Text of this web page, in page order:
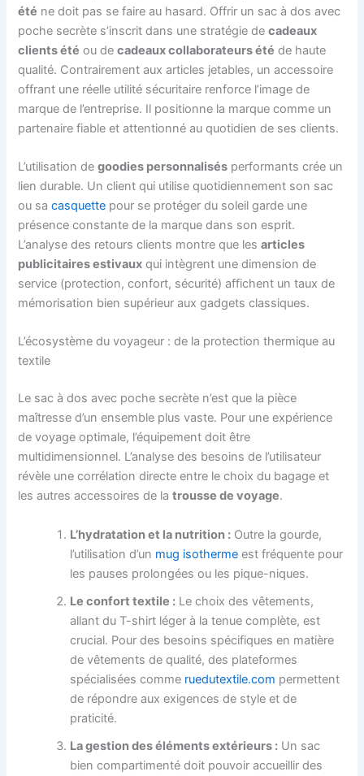
été ne doit pas se faire au hasard. Offrir un sac à dos avec
poche secrète s’inscrit dans une stratégie decadeaux
clients été ou decadeaux collaborateurs été de haute
qualité. Contrairement aux articles jetables, un accessoire
offrant une réelle utilité sécuritaire renforce l’image de
marque de l’entreprise. Il positionne la marque comme un
partenaire fiable et attentionné au quotidien de ses clients.
L’utilisation degoodies personnalisés performants crée un
lien durable. Un client qui utilise quotidiennement son sac
ou sacasquette pour se protéger du soleil garde une
présence constante de la marque dans son esprit.
L’analyse des retours clients montre que lesarticles
publicitaires estivaux qui intègrent une dimension de
service (protection, confort, sécurité) affichent un taux de
mémorisation bien supérieur aux gadgets classiques.
L’écosystème du voyageur : de la protection thermique au
textile
Le sac à dos avec poche secrète n’est que la pièce
maîtresse d’un ensemble plus vaste. Pour une expérience
de voyage optimale, l’équipement doit être
multidimensionnel. L’analyse des besoins de l’utilisateur
révèle une corrélation directe entre le choix du bagage et
les autres accessoires de latrousse de voyage.
L’hydratation et la nutrition : Outre la gourde,
l’utilisation d’un mug isotherme est fréquente pour
les pauses prolongées ou les pique-niques.
Le confort textile : Le choix des vêtements,
allant du T-shirt léger à la tenue complète, est
crucial. Pour des besoins spécifiques en matière
de vêtements de qualité, des plateformes
spécialisées comme ruedutextile.com permettent
de répondre aux exigences de style et de
praticité.
La gestion des éléments extérieurs : Un sac
bien compartimenté doit pouvoir accueillir des